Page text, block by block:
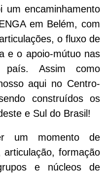
encaminhamento
em Belém, com
o fluxo de
e o apoio-mútuo nas
país. Assim como
aqui no Centro-
construídos os
e Sul do Brasil!
um momento de
articulação, formação
e núcleos de